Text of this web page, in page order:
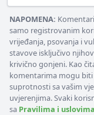
NAPOMENA:
samo registrovanim
vrijeđanja, psovanja i
stavove isključivo
krivično gonjeni. Kao
komentarima mogu
suprotnosti sa vašim
uvjerenjima. Svaki
sa Pravilima i